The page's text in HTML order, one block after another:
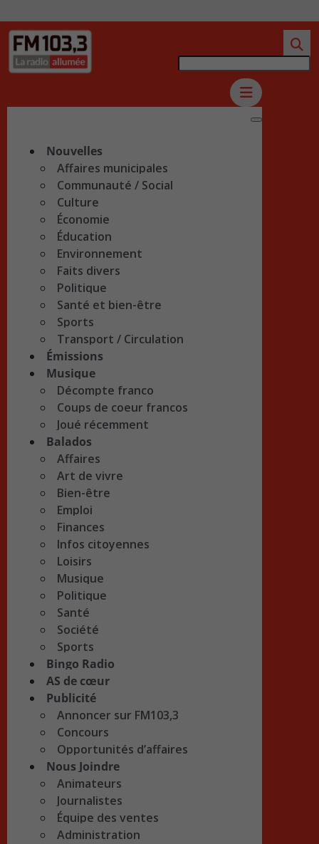
Nouvelles
Affaires municipales
Communauté / Social
Culture
Économie
Éducation
Environnement
Faits divers
Politique
Santé et bien-être
Sports
Transport / Circulation
Émissions
Musique
Décompte franco
Coups de coeur francos
Joué récemment
Balados
Affaires
Art de vivre
Bien-être
Emploi
Finances
Infos citoyennes
Loisirs
Musique
Politique
Santé
Société
Sports
Bingo Radio
AS de cœur
Publicité
Annoncer sur FM103,3
Concours
Opportunités d’affaires
Nous Joindre
Animateurs
Journalistes
Équipe des ventes
Administration